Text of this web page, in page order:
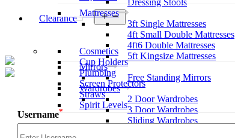
Dressing Stools
Mattresses
3ft Single Mattresses
4ft Small Double Mattresses
4ft6 Double Mattresses
5ft Kingsize Mattresses
Mirrors
Free Standing Mirrors
Wardrobes
2 Door Wardrobes
3 Door Wardrobes
Sliding Wardrobes
Clearance
Open
menu
Cosmetics
Cup Holders
Plumbing
Screen Protectors
Straws
Spirit Levels
Username*